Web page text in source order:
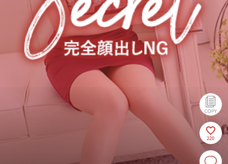
220